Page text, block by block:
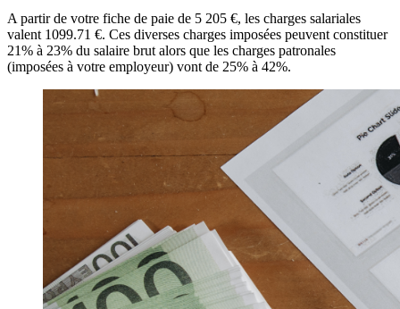
A partir de votre fiche de paie de 5 205 €, les charges salariales
valent 1099.71 €. Ces diverses charges imposées peuvent constituer
21% à 23% du salaire brut alors que les charges patronales
(imposées à votre employeur) vont de 25% à 42%.